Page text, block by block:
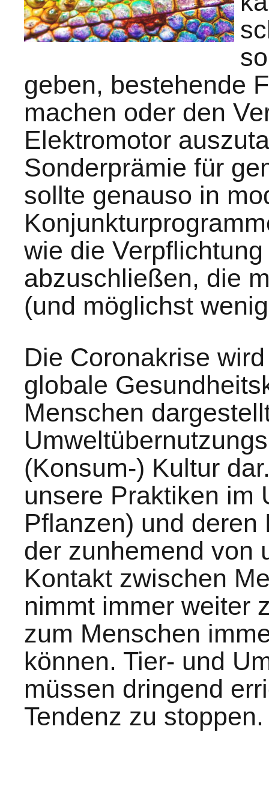
geben, bestehende
machen oder den
Elektromotor
Sonderprämie für
sollte genauso in
wie die
abzuschließen, die
(und möglichst
Die Coronakrise
globale
Menschen
(Konsum-) Kultur
unsere Praktiken im
Pflanzen) und
der zunhemend von
Kontakt zwischen
nimmt immer weiter
zum Menschen
können. Tier- und
müssen dringend
Tendenz zu stoppen.